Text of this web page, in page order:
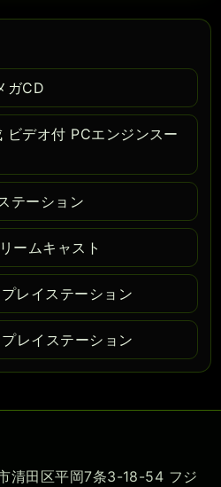
ガCD
デオ付 PCエンジンスー
テーション
ームキャスト
レイステーション
レイステーション
清田区平岡7条3-18-54 フジ